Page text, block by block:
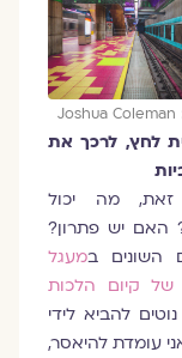
לחץ, לרכך את
מה יכול
האם יש פתרון?
השונים ב מעגל
של קיום הלכות
להביא לידי
עומדת להיאסר,